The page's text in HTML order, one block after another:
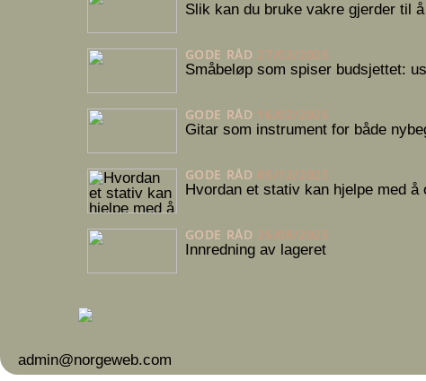
Slik kan du bruke vakre gjerder til
GODE RÅD 27/02/2026
Småbeløp som spiser budsjettet:
GODE RÅD 16/02/2026
Gitar som instrument for både
GODE RÅD 05/12/2025
Hvordan et stativ kan hjelpe med
GODE RÅD 25/08/2025
Innredning av lageret
admin@norgeweb.com